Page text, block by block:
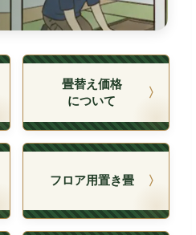
畳替え価格
について
フロア用置き畳